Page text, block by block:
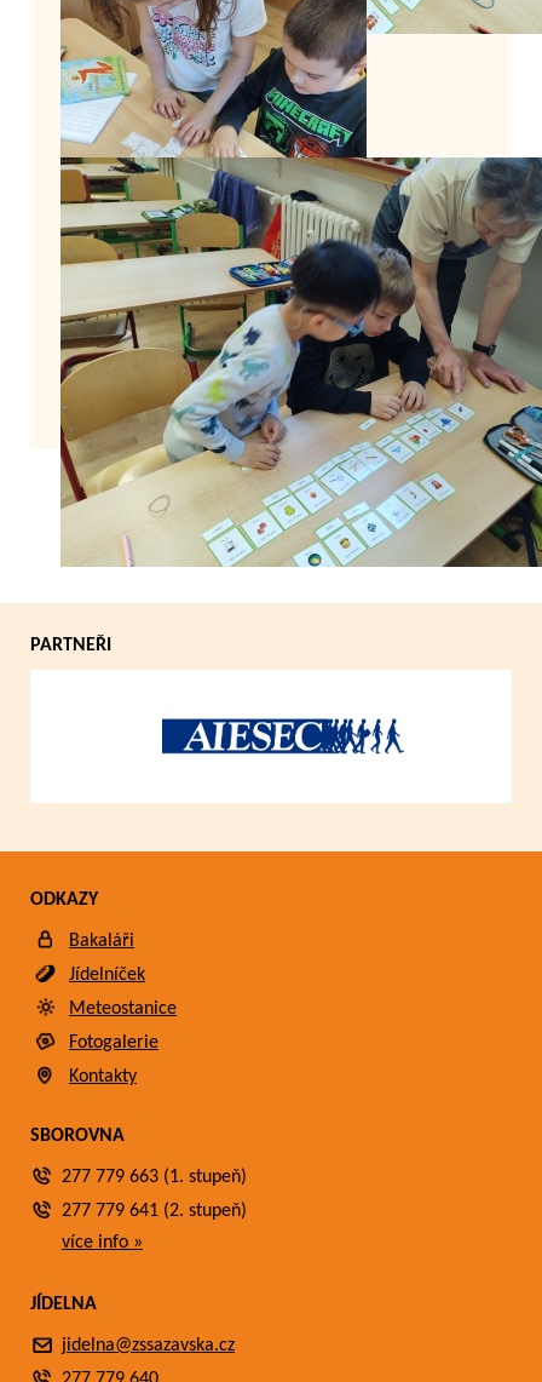
PARTNEŘI
ODKAZY
Bakaláři
Jídelníček
Meteostanice
Fotogalerie
Kontakty
SBOROVNA
277 779 663 (1. stupeň)
277 779 641 (2. stupeň)
více info »
JÍDELNA
jidelna@zssazavska.cz